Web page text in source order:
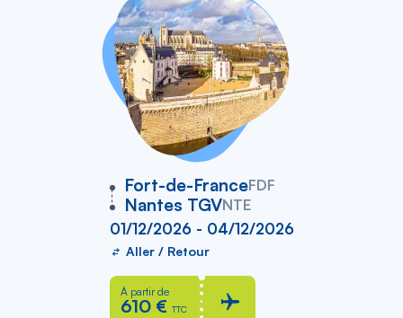
Fort-de-FranceFDF
vers
Nantes TGVNTE
01/12/2026 - 04/12/2026
Aller / Retour
À partir de
610 € TTC